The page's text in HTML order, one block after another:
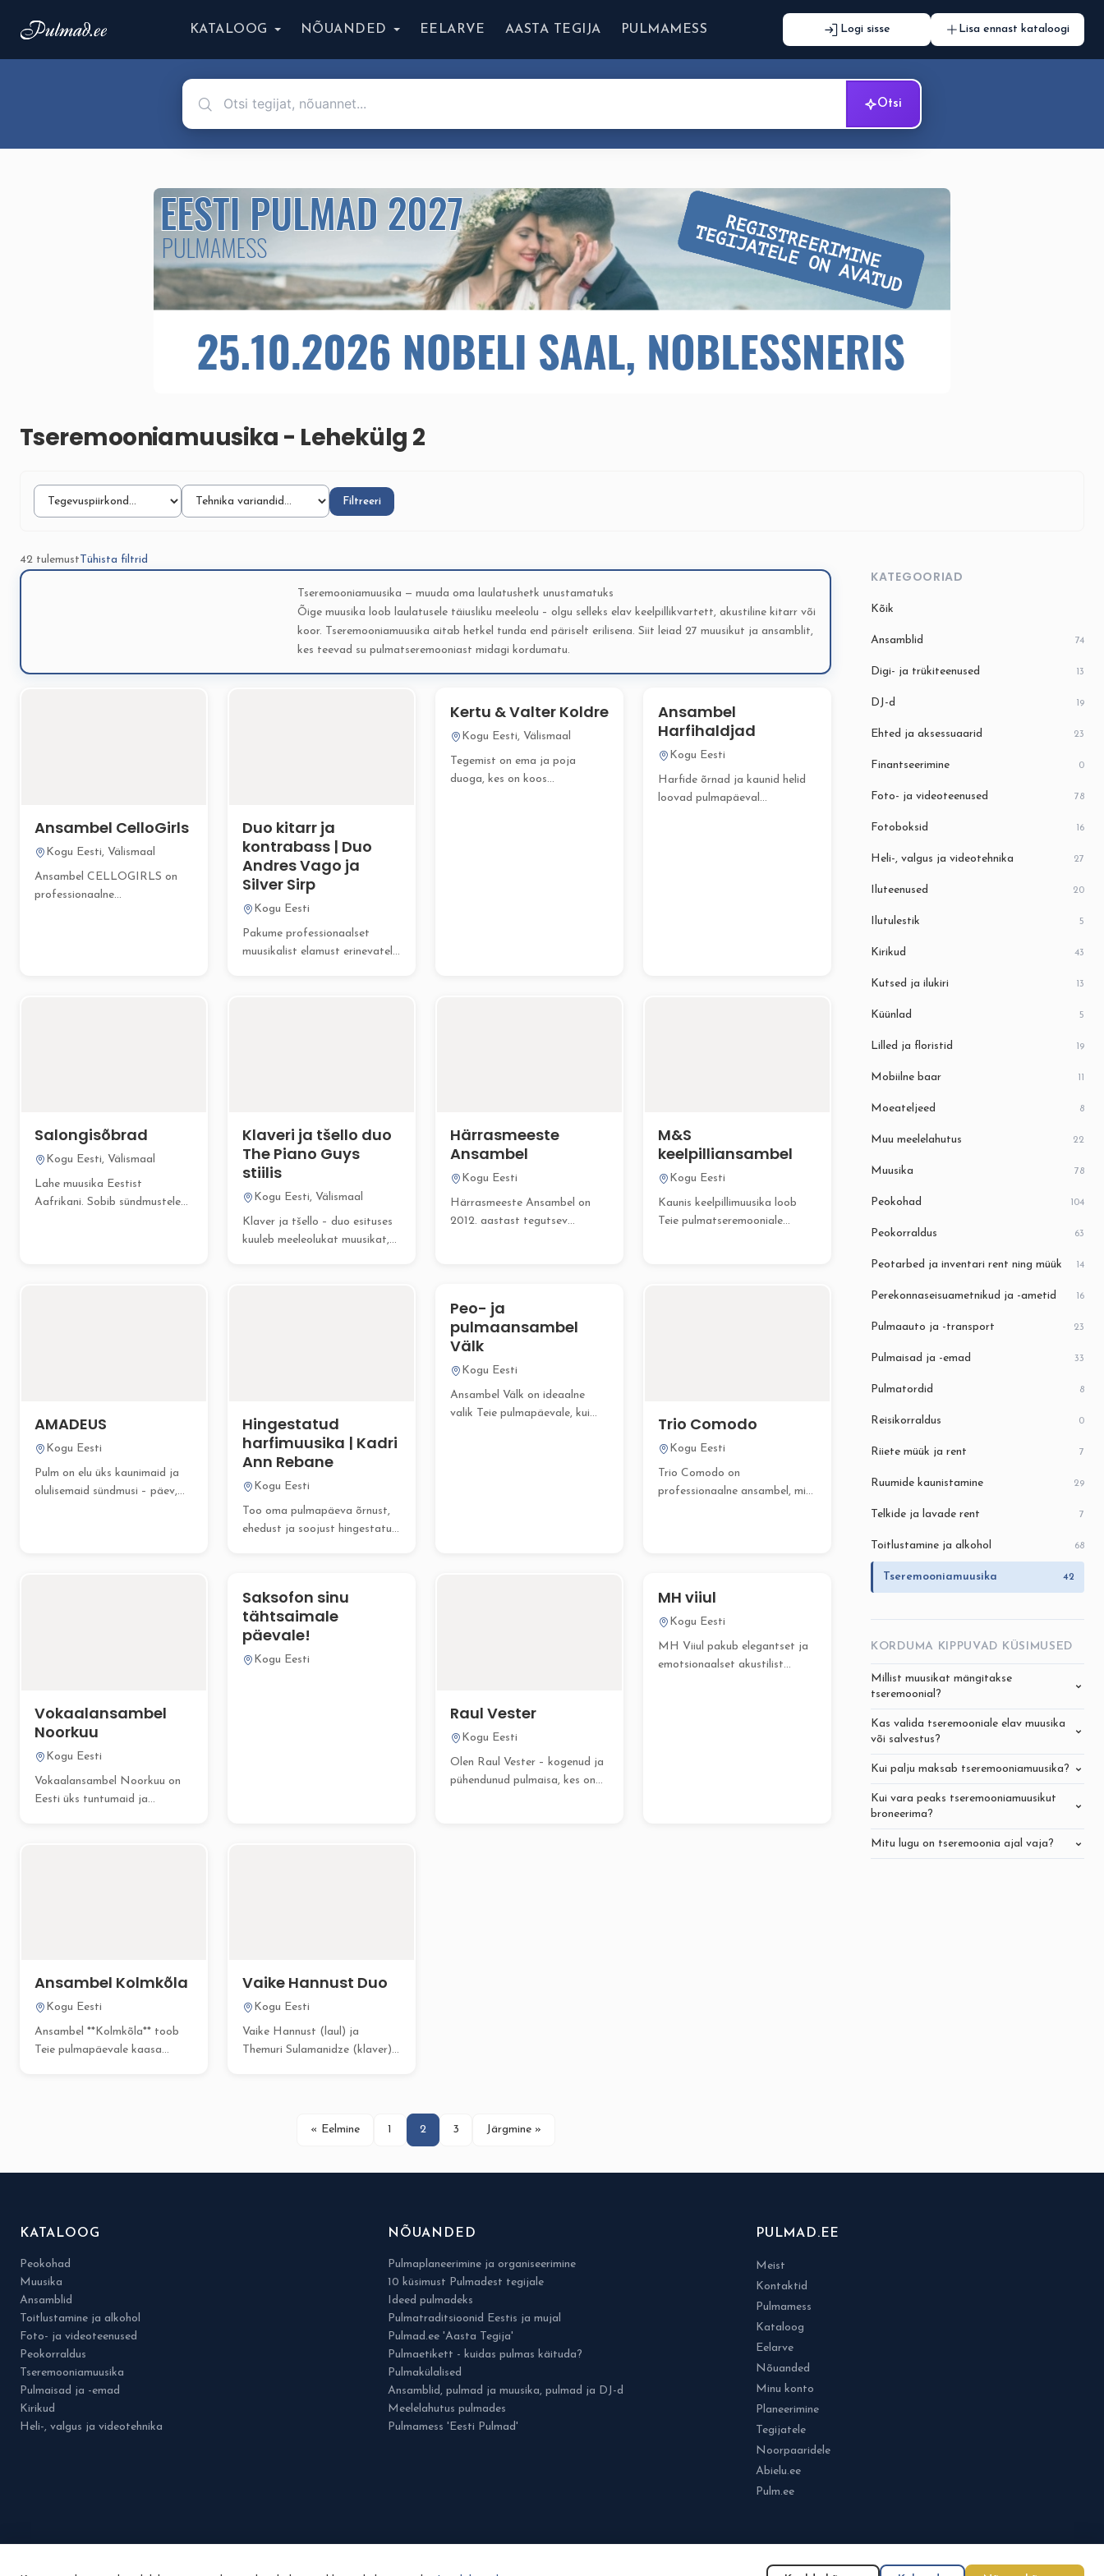
KATALOOG NÕUANDED EELARVE AASTA TEGIJA PULMAMESS Logi sisse Lisa ennast kataloogi
Otsi
Tseremooniamuusika - Lehekülg 2
Filtreeri
42 tulemust Tühista filtrid
Tseremooniamuusika — muuda oma laulatushetk unustamatuks
Õige muusika loob laulatusele täiusliku meeleolu – olgu selleks elav keelpillikvartett, akustiline kitarr või
koor. Tseremooniamuusika aitab hetkel tunda end päriselt erilisena. Siit leiad 27 muusikut ja ansamblit,
kes teevad su pulmatseremooniast midagi kordumatu.
Ansambel CelloGirls
Kogu Eesti, Välismaal
Ansambel CELLOGIRLS on
professionaalne
Duo kitarr ja
kontrabass | Duo
Andres Vago ja
Silver Sirp
Kogu Eesti
Pakume professionaalset
muusikalist elamust erinevatel
Kertu & Valter Koldre
Kogu Eesti, Välismaal
Tegemist on ema ja poja
duoga, kes on koos
Ansambel
Harfihaldjad
Kogu Eesti
Harfide õrnad ja kaunid helid
loovad pulmapäeval
Salongisõbrad
Kogu Eesti, Välismaal
Lahe muusika Eestist
Aafrikani. Sobib sündmustele
Klaveri ja tšello duo
The Piano Guys
stiilis
Kogu Eesti, Välismaal
Klaver ja tšello – duo esituses
kuuleb meeleolukat muusikat,
Härrasmeeste
Ansambel
Kogu Eesti
Härrasmeeste Ansambel on
2012. aastast tegutsev
M&S
keelpilliansambel
Kogu Eesti
Kaunis keelpillimuusika loob
Teie pulmatseremooniale
AMADEUS
Kogu Eesti
Pulm on elu üks kaunimaid ja
olulisemaid sündmusi – päev,
Hingestatud
harfimuusika | Kadri
Ann Rebane
Kogu Eesti
Too oma pulmapäeva õrnust,
ehedust ja soojust hingestatud
Peo- ja
pulmaansambel
Välk
Kogu Eesti
Ansambel Välk on ideaalne
valik Teie pulmapäevale, kui
Trio Comodo
Kogu Eesti
Trio Comodo on
professionaalne ansambel, mis
Vokaalansambel
Noorkuu
Kogu Eesti
Vokaalansambel Noorkuu on
Eesti üks tuntumaid ja
Saksofon sinu
tähtsaimale
päevale!
Kogu Eesti
Raul Vester
Kogu Eesti
Olen Raul Vester – kogenud ja
pühendunud pulmaisa, kes on
MH viiul
Kogu Eesti
MH Viiul pakub elegantset ja
emotsionaalset akustilist
Ansambel Kolmkõla
Kogu Eesti
Ansambel **Kolmkõla** toob
Teie pulmapäevale kaasa
Vaike Hannust Duo
Kogu Eesti
Vaike Hannust (laul) ja
Themuri Sulamanidze (klaver)
« Eelmine 1 2 3 Järgmine »
KATEGOORIAD
Kõik
Ansamblid 74
Digi- ja trükiteenused 13
DJ-d 19
Ehted ja aksessuaarid 23
Finantseerimine 0
Foto- ja videoteenused 78
Fotoboksid 16
Heli-, valgus ja videotehnika 27
Iluteenused 20
Ilutulestik 5
Kirikud 43
Kutsed ja ilukiri 13
Küünlad 5
Lilled ja floristid 19
Mobiilne baar 11
Moeateljeed 8
Muu meelelahutus 22
Muusika 78
Peokohad 104
Peokorraldus 63
Peotarbed ja inventari rent ning müük 14
Perekonnaseisuametnikud ja -ametid 16
Pulmaauto ja -transport 23
Pulmaisad ja -emad 33
Pulmatordid 8
Reisikorraldus 0
Riiete müük ja rent 7
Ruumide kaunistamine 29
Telkide ja lavade rent 7
Toitlustamine ja alkohol 68
Tseremooniamuusika 42
KORDUMA KIPPUVAD KÜSIMUSED
Millist muusikat mängitakse
tseremoonial?
Kas valida tseremooniale elav muusika
või salvestus?
Kui palju maksab tseremooniamuusika?
Kui vara peaks tseremooniamuusikut
broneerima?
Mitu lugu on tseremoonia ajal vaja?
KATALOOG
Peokohad
Muusika
Ansamblid
Toitlustamine ja alkohol
Foto- ja videoteenused
Peokorraldus
Tseremooniamuusika
Pulmaisad ja -emad
Kirikud
Heli-, valgus ja videotehnika
NÕUANDED
Pulmaplaneerimine ja organiseerimine
10 küsimust Pulmadest tegijale
Ideed pulmadeks
Pulmatraditsioonid Eestis ja mujal
Pulmad.ee 'Aasta Tegija'
Pulmaetikett - kuidas pulmas käituda?
Pulmakülalised
Ansamblid, pulmad ja muusika, pulmad ja DJ-d
Meelelahutus pulmades
Pulmamess 'Eesti Pulmad'
PULMAD.EE
Meist
Kontaktid
Pulmamess
Kataloog
Eelarve
Nõuanded
Minu konto
Planeerimine
Tegijatele
Noorpaaridele
Abielu.ee
Pulm.ee